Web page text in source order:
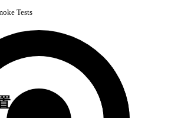
Tests